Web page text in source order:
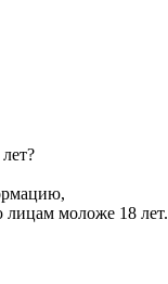
моложе 18 лет.